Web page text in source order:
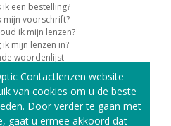
een bestelling?
mijn voorschrift?
ik mijn lenzen?
mijn lenzen in?
woordenlijst
de levering
de betaling
Contactlenzen website
van cookies om u de beste
Door verder te gaan met
gaat u ermee akkoord dat